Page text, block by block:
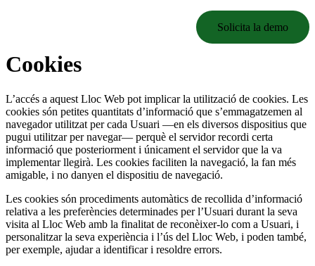
Solicita la demo
Cookies
L’accés a aquest Lloc Web pot implicar la utilització de cookies. Les
cookies són petites quantitats d’informació que s’emmagatzemen al
navegador utilitzat per cada Usuari —en els diversos dispositius que
pugui utilitzar per navegar— perquè el servidor recordi certa
informació que posteriorment i únicament el servidor que la va
implementar llegirà. Les cookies faciliten la navegació, la fan més
amigable, i no danyen el dispositiu de navegació.
Les cookies són procediments automàtics de recollida d’informació
relativa a les preferències determinades perl’Usuari durant la seva
visita al Lloc Web amb la finalitat de reconèixer-lo com a Usuari, i
personalitzar la seva experiència i l’ús del Lloc Web, i poden també,
per exemple, ajudar a identificar i resoldre errors.